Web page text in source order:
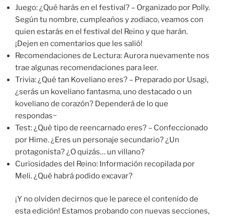
Juego: ¿Qué harás en el festival? – Organizado por Polly.
Según tu nombre, cumpleaños y zodiaco, veamos con
quien estarás en el festival del Reino y que harán.
¡Dejen en comentarios que les salió!
Recomendaciones de Lectura: Aurora nuevamente nos
trae algunas recomendaciones para leer.
Trivia: ¿Qué tan Koveliano eres? – Preparado por Usagi,
¿serás un koveliano fantasma, uno destacado o un
koveliano de corazón? Dependerá de lo que
respondas~
Test: ¿Qué tipo de reencarnado eres? – Confeccionado
por Hime. ¿Eres un personaje secundario? ¿Un
protagonista? ¿O quizás… un villano?
Curiosidades del Reino: Información recopilada por
Meli. ¿Qué habrá podido excavar?
¡Y no olviden decirnos que le parece el contenido de
esta edición! Estamos probando con nuevas secciones,